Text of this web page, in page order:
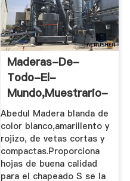
Maderas-De-
Todo-El-
Mundo,muestrario-
De .
Abedul Madera blanda de
color blanco,amarillento y
rojizo, de vetas cortas y
compactas.Proporciona
hojas de buena calidad
para el chapeado S se la